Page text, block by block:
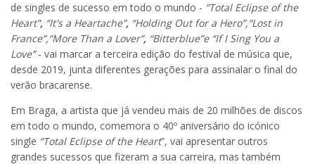
de singles de sucesso em todo o mundo - “Total Eclipse of the
Heart”, “It's a Heartache”, “Holding Out for a Hero”,“Lost in
France”,“More Than a Lover”, “Bitterblue”e “If I Sing You a
Love”- vai marcar a terceira edição do festival de música que,
desde 2019, junta diferentes gerações para assinalar o final do
verão bracarense.
Em Braga, a artista que já vendeu mais de 20 milhões de discos
em todo o mundo, comemora o 40º aniversário do icónico
single “Total Eclipse of the Heart”, vai apresentar outros
grandes sucessos que fizeram a sua carreira, mas também